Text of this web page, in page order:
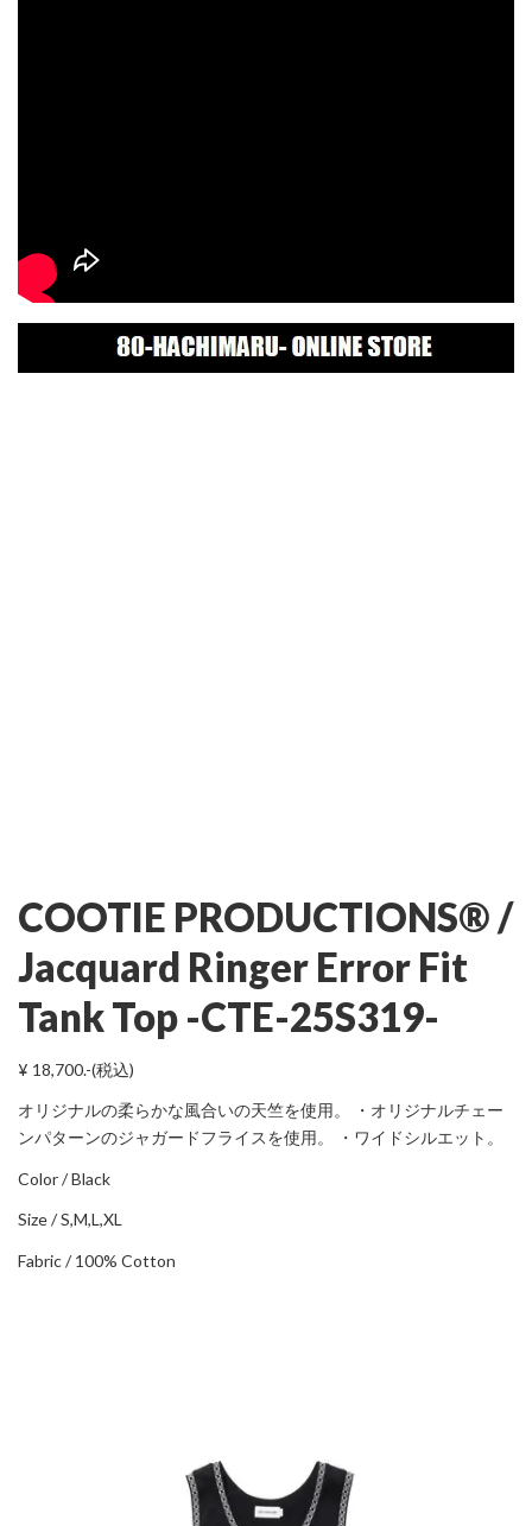
COOTIE PRODUCTIONS® /
Jacquard Ringer Error Fit
Tank Top -CTE-25S319-
¥ 18,700.-(税込)
オリジナルの柔らかな風合いの天竺を使用。 ・オリジナルチェー
ンパターンのジャガードフライスを使用。 ・ワイドシルエット。
Color / Black
Size / S,M,L,XL
Fabric / 100% Cotton